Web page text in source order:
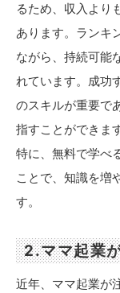
るため、収入より
あります。ランキ
ながら、持続可能
れています。成功
のスキルが重要で
指すことができます
特に、無料で学べ
ことで、知識を増
す。
2.ママ起業
近年、ママ起業が